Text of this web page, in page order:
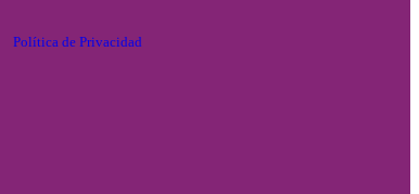
Política de Privacidad